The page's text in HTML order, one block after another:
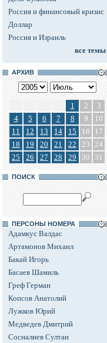
Россия и финансовый кризис
Доллар
Россия и Израиль
все темы
АРХИВ
1 2
3
4
5 6 7 8 9
10
11
12 13 14 15 16
17
18
19 20 21 22 23 24
25
26 27 28 29 30 31
ПОИСК
ПЕРСОНЫ НОМЕРА
Адамкус Валдас
Артамонов Михаил
Бакай Игорь
Басаев Шамиль
Греф Герман
Копсов Анатолий
Лужков Юрий
Медведев Дмитрий
Сосналиев Султан